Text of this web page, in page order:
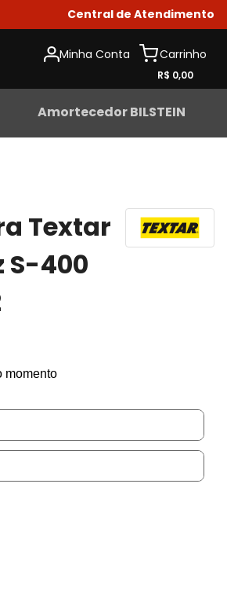
Central de Atendimento
Minha Conta
R$ 0,00
Amortecedor BILSTEIN
Textar
S-400
momento